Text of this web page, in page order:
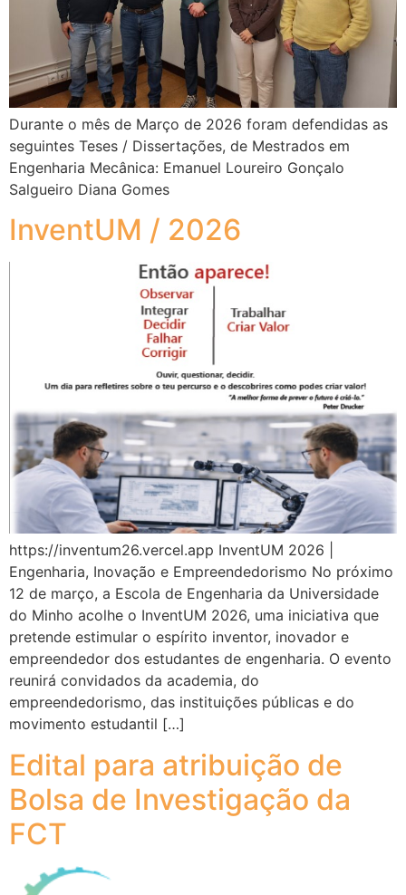
Durante o mês de Março de 2026 foram defendidas as
seguintes Teses / Dissertações, de Mestrados em
Engenharia Mecânica: Emanuel Loureiro Gonçalo
Salgueiro Diana Gomes
InventUM / 2026
https://inventum26.vercel.app InventUM 2026 |
Engenharia, Inovação e Empreendedorismo No próximo
12 de março, a Escola de Engenharia da Universidade
do Minho acolhe o InventUM 2026, uma iniciativa que
pretende estimular o espírito inventor, inovador e
empreendedor dos estudantes de engenharia. O evento
reunirá convidados da academia, do
empreendedorismo, das instituições públicas e do
movimento estudantil […]
Edital para atribuição de
Bolsa de Investigação da
FCT